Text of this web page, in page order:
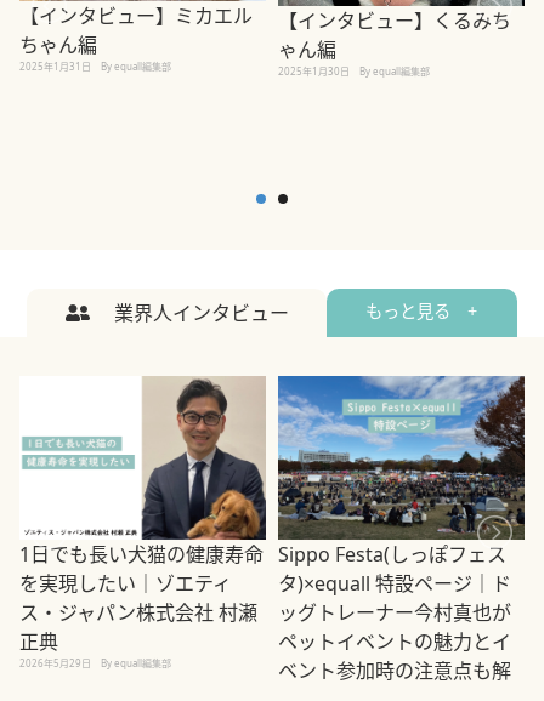
【インタビュー】ミカエル
ちゃん編
2025年1月31日 By equall編集部
【インタビュー】くるみち
ゃん編
2025年1月30日 By equall編集部
業界人インタビュー もっと見る +
1日でも長い犬猫の健康寿命
を実現したい｜ゾエティ
ス・ジャパン株式会社 村瀬
正典
2026年5月29日 By equall編集部
Sippo Festa(しっぽフェス
タ)×equall 特設ページ｜ド
ッグトレーナー今村真也が
ペットイベントの魅力とイ
ベント参加時の注意点も解